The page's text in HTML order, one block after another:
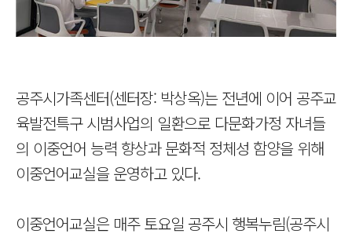
공주시가족센터(센터장: 박상옥)는 전년에 이어 공주교
육발전특구 시범사업의 일환으로 다문화가정 자녀들
의 이중언어 능력 향상과 문화적 정체성 함양을 위해
이중언어교실을 운영하고 있다.
이중언어교실은 매주 토요일 공주시 행복누림(공주시